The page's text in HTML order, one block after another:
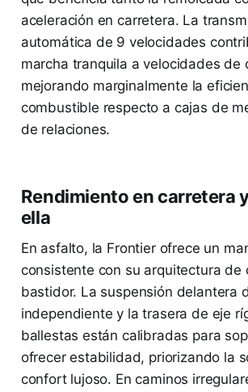
aceleración en carretera. La
automática de 9 velocidades
marcha tranquila a velocidades de
mejorando marginalmente la
combustible respecto a cajas de
de relaciones.
Rendimiento en carretera
ella
En asfalto, la Frontier ofrece un
consistente con su arquitectura de
bastidor. La suspensión delantera
independiente y la trasera de eje
ballestas están calibradas para
ofrecer estabilidad, priorizando la
confort lujoso. En caminos